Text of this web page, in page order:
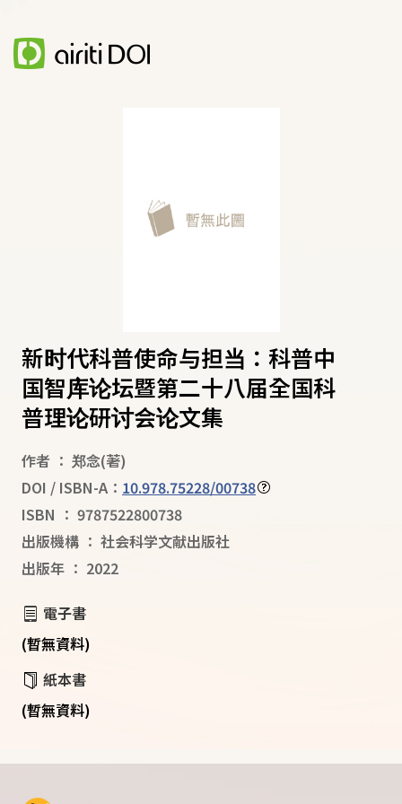
新时代科普使命与担当：科普中
国智库论坛暨第二十八届全国科
普理论研讨会论文集
作者 ： 郑念(著)
DOI / ISBN-A： 10.978.75228/00738
ISBN ： 9787522800738
出版機構 ： 社会科学文献出版社
出版年 ： 2022
電子書
(暫無資料)
紙本書
(暫無資料)